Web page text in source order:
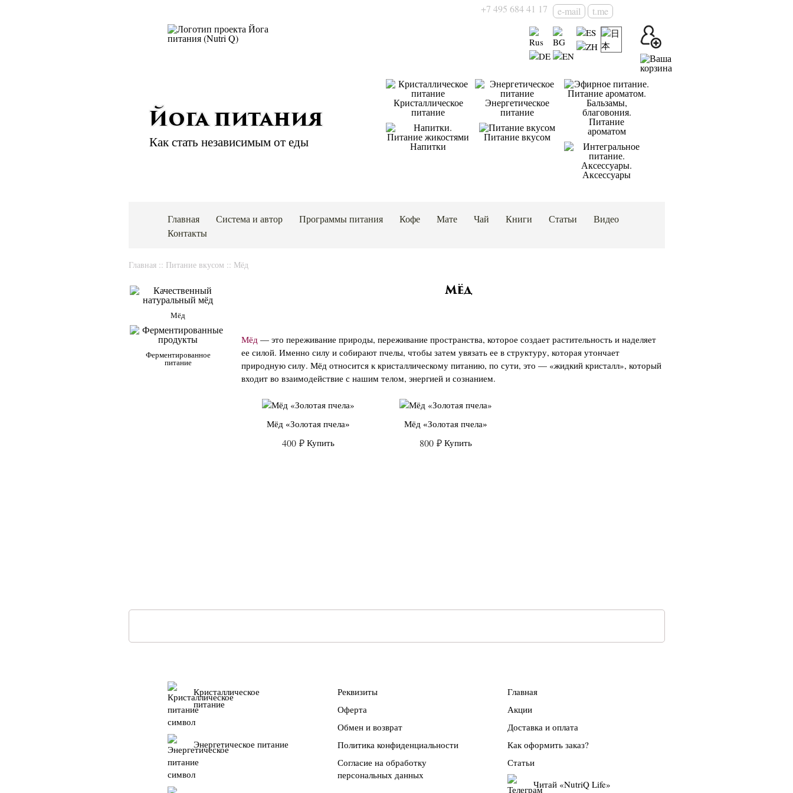
+7 495 684 41 17 e-mail t.me
Йога питания
Как стать независимым от еды
Кристаллическое
питание
Напитки
Энергетическое
питание
Питание вкусом
Питание
ароматом
Аксессуары
Главная Система и автор Программы питания Кофе Мате Чай Книги Статьи
Видео
Контакты
Главная:: Питание вкусом :: Мёд
Мёд
Ферментированное
питание
Мёд
Мёд— это переживание природы, переживание пространства, которое создает растительность и наделяет
ее силой. Именно силу и собирают пчелы, чтобы затем увязать ее в структуру, которая утончает
природную силу. Мёд относится к кристаллическому питанию, по сути, это — «жидкий кристалл», который
входит во взаимодействие с нашим телом, энергией и сознанием.
Мёд «Золотая пчела»
400 ₽ Купить
Мёд «Золотая пчела»
800 ₽ Купить
Кристаллическое
питание
Энергетическое питание
Реквизиты
Оферта
Обмен и возврат
Политика конфиденциальности
Согласие на обработку
персональных данных
Главная
Акции
Доставка и оплата
Как оформить заказ?
Статьи
Читай «NutriQ Life»